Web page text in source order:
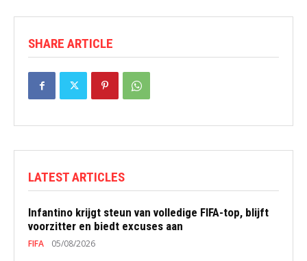
SHARE ARTICLE
LATEST ARTICLES
Infantino krijgt steun van volledige FIFA-top, blijft
voorzitter en biedt excuses aan
FIFA 05/08/2026